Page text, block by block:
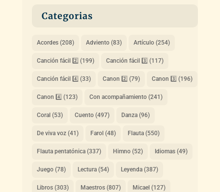
Categorias
Acordes(208) Adviento(83) Artículo(254)
Canción fácil 2️⃣ (199) Canción fácil 3️⃣ (117)
Canción fácil 4️⃣ (33) Canon 2️⃣ (79) Canon 3️⃣ (196)
Canon 4️⃣ (123) Con acompañamiento(241)
Coral (53) Cuento(497) Danza(96)
De viva voz(41) Farol (48) Flauta(550)
Flauta pentatónica(337) Himno(52) Idiomas(49)
Juego(78) Lectura(54) Leyenda(387)
Libros(303) Maestros(807) Micael (127)